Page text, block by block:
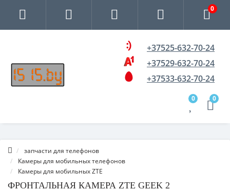
0
+37525-632-70-24
+37529-632-70-24
+37533-632-70-24
0 0
запчасти для телефонов
Камеры для мобильных телефонов
Камеры для мобильных ZTE
ФРОНТАЛЬНАЯ КАМЕРА ZTE GEEK 2